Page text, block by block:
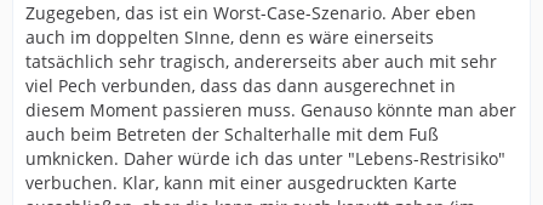
Zugegeben, das ist ein Worst-Case-Szenario. Aber eben
auch im doppelten SInne, denn es wäre einerseits
tatsächlich sehr tragisch, andererseits aber auch mit sehr
viel Pech verbunden, dass das dann ausgerechnet in
diesem Moment passieren muss. Genauso könnte man aber
auch beim Betreten der Schalterhalle mit dem Fuß
umknicken. Daher würde ich das unter "Lebens-Restrisiko"
verbuchen. Klar, kann mit einer ausgedruckten Karte